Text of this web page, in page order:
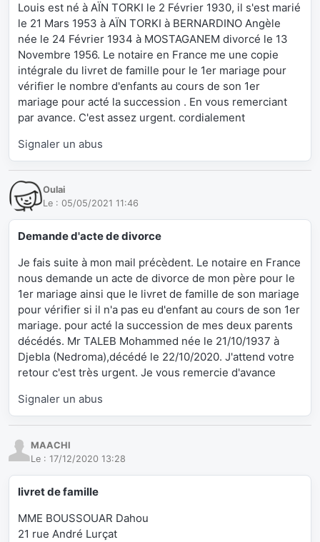
Louis est né à AÏN TORKI le 2 Février 1930, il s'est marié
le 21 Mars 1953 à AÏN TORKI à BERNARDINO Angèle
née le 24 Février 1934 à MOSTAGANEM divorcé le 13
Novembre 1956. Le notaire en France me une copie
intégrale du livret de famille pour le 1er mariage pour
vérifier le nombre d'enfants au cours de son 1er
mariage pour acté la succession . En vous remerciant
par avance. C'est assez urgent. cordialement
Signaler un abus
Oulai
Le : 05/05/2021 11:46
Demande d'acte de divorce
Je fais suite à mon mail précèdent. Le notaire en France
nous demande un acte de divorce de mon père pour le
1er mariage ainsi que le livret de famille de son mariage
pour vérifier si il n'a pas eu d'enfant au cours de son 1er
mariage. pour acté la succession de mes deux parents
décédés. Mr TALEB Mohammed née le 21/10/1937 à
Djebla (Nedroma),décédé le 22/10/2020. J'attend votre
retour c'est très urgent. Je vous remercie d'avance
Signaler un abus
MAACHI
Le : 17/12/2020 13:28
livret de famille
MME BOUSSOUAR Dahou
21 rue André Lurçat